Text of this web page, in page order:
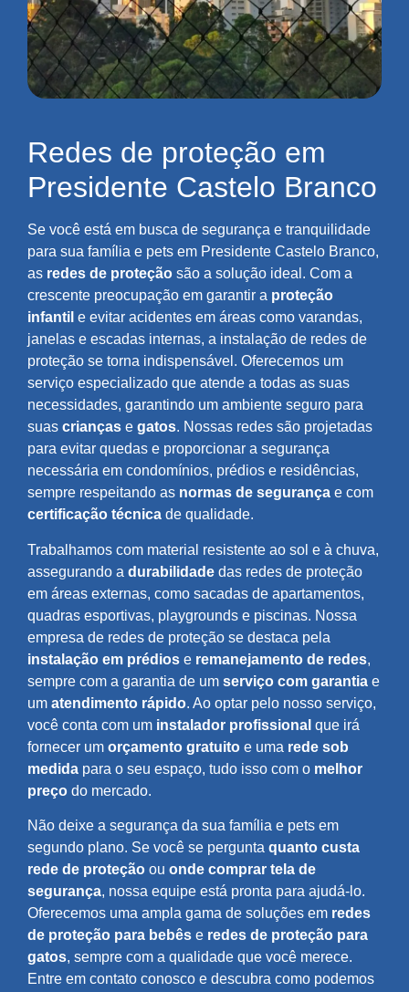
Redes de proteção em
Presidente Castelo Branco
Se você está em busca de segurança e tranquilidade
para sua família e pets em Presidente Castelo Branco,
as redes de proteção são a solução ideal. Com a
crescente preocupação em garantir a proteção
infantil e evitar acidentes em áreas como varandas,
janelas e escadas internas, a instalação de redes de
proteção se torna indispensável. Oferecemos um
serviço especializado que atende a todas as suas
necessidades, garantindo um ambiente seguro para
suas crianças e gatos. Nossas redes são projetadas
para evitar quedas e proporcionar a segurança
necessária em condomínios, prédios e residências,
sempre respeitando as normas de segurança e com
certificação técnica de qualidade.
Trabalhamos com material resistente ao sol e à chuva,
assegurando a durabilidade das redes de proteção
em áreas externas, como sacadas de apartamentos,
quadras esportivas, playgrounds e piscinas. Nossa
empresa de redes de proteção se destaca pela
instalação em prédios e remanejamento de redes,
sempre com a garantia de um serviço com garantia e
um atendimento rápido. Ao optar pelo nosso serviço,
você conta com um instalador profissional que irá
fornecer um orçamento gratuito e uma rede sob
medida para o seu espaço, tudo isso com o melhor
preço do mercado.
Não deixe a segurança da sua família e pets em
segundo plano. Se você se pergunta quanto custa
rede de proteção ou onde comprar tela de
segurança, nossa equipe está pronta para ajudá-lo.
Oferecemos uma ampla gama de soluções em redes
de proteção para bebês e redes de proteção para
gatos, sempre com a qualidade que você merece.
Entre em contato conosco e descubra como podemos